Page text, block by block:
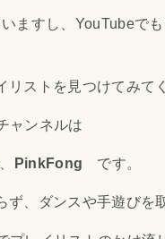
ますし、 YouTubeでも
ストを見つけてみて
ャンネルは
PinkFong です。
ず、ダンスや手遊びを